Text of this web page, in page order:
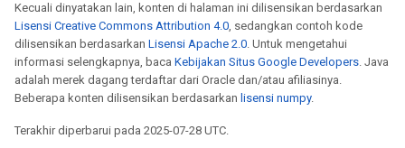
Kecuali dinyatakan lain, konten di halaman ini dilisensikan berdasarkan
Lisensi Creative Commons Attribution 4.0, sedangkan contoh kode
dilisensikan berdasarkan Lisensi Apache 2.0. Untuk mengetahui
informasi selengkapnya, baca Kebijakan Situs Google Developers. Java
adalah merek dagang terdaftar dari Oracle dan/atau afiliasinya.
Beberapa konten dilisensikan berdasarkan lisensi numpy.
Terakhir diperbarui pada 2025-07-28 UTC.